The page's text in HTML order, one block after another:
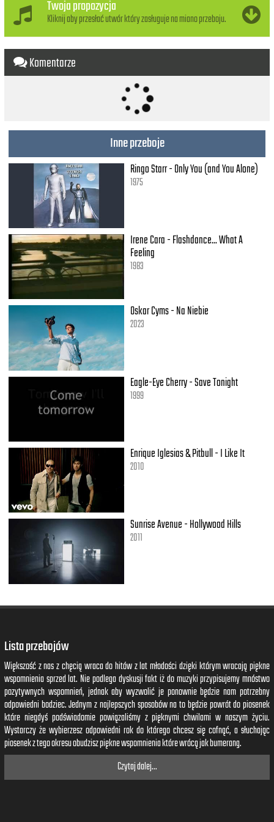
Wszystko było po coś.
To, co traci kolor,
Zamienimy w złoto, złoto, złoto
Twoja propozycja
Kliknij aby przesłać utwór który zasługuje na miano przeboju.
Komentarze
Inne przeboje
Ringo Starr - Only You (and You Alone)
1975
Irene Cara - Flashdance... What A
Feeling
1983
Oskar Cyms - Na Niebie
2023
Eagle-Eye Cherry - Save Tonight
1999
Enrique Iglesias & Pitbull - I Like It
2010
Sunrise Avenue - Hollywood Hills
2011
Lista przebojów
Większość z nas z chęcią wraca do hitów z lat młodości dzięki którym wracają piękne
wspomnienia sprzed lat. Nie podlega dyskusji fakt iż do muzyki przypisujemy mnóstwo
pozytywnych wspomnień, jednak aby wyzwolić je ponownie będzie nam potrzebny
odpowiedni bodziec. Jednym z najlepszych sposobów na to będzie powrót do piosenek
które niegdyś podświadomie powiązaliśmy z pięknymi chwilami w naszym życiu.
Wystarczy że wybierzesz odpowiedni rok do którego chcesz się cofnąć, a słuchając
piosenek z tego okresu obudzisz piękne wspomnienia które wrócą jak bumerang.
Czytaj dalej...